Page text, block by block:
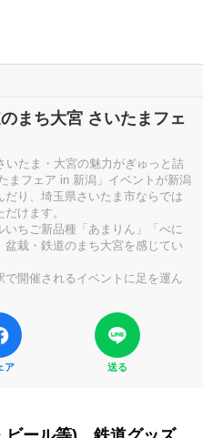
まち大宮 さいたまフェ
いたま・大宮の魅力がぎゅっと詰
まフェア in 新潟」イベントが新潟
り、埼玉県さいたま市ならでは
けます。
ちご新品種「あまりん」「べに
栽・鉄道のまち大宮を感じてい
開催されるイベントに足を運ん
ア 送る